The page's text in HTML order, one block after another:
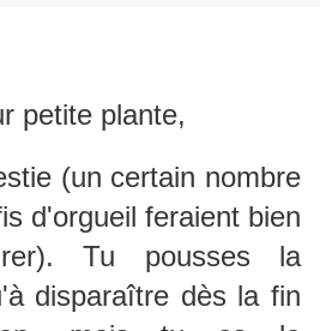
petite plante,
(un certain nombre
d'orgueil feraient bien
Tu pousses la
disparaître dès la fin